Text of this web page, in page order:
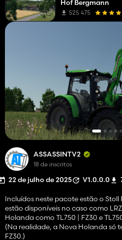
ASSASSINTV2
18 de inscritos
22 de julho de 2025 V1.0.0.0
Incluídos neste pacote estão o Stoll
estão disponíveis no caso como
Holanda como TL750 | FZ30 e
(Na realidade, a Nova Holanda só
FZ30.)
Hof Bergmann
525 475